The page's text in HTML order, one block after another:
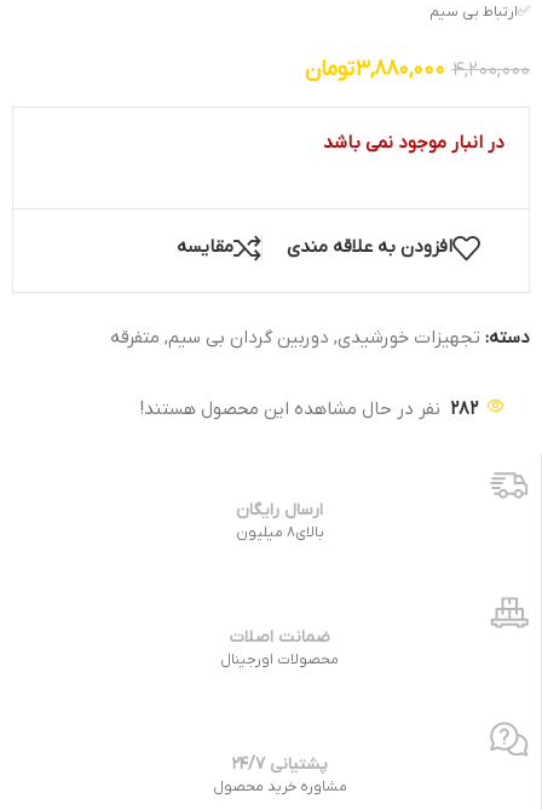
✅ارتباط بی سیم
4,200,000
3,880,000تومان
در انبار موجود نمی باشد
افزودن به علاقه مندی مقایسه
دسته: تجهیزات خورشیدی, دوربین گردان بی سیم, متفرقه
282 نفر در حال مشاهده این محصول هستند!
ارسال رایگان
بالای8 میلیون
ضمانت اصلات
محصولات اورجینال
پشتیانی 24/7
مشاوره خرید محصول